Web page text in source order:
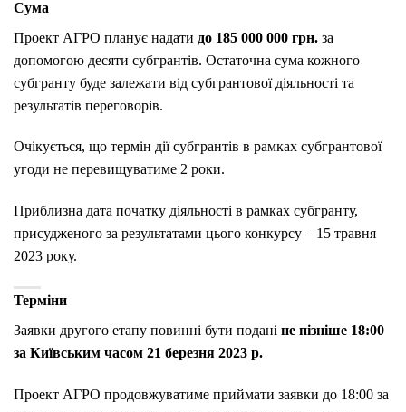
Сума
Проект АГРО планує надати до 185 000 000 грн. за
допомогою десяти субгрантів. Остаточна сума кожного
субгранту буде залежати від субгрантової діяльності та
результатів переговорів.
Очікується, що термін дії субгрантів в рамках субгрантової
угоди не перевищуватиме 2 роки.
Приблизна дата початку діяльності в рамках субгранту,
присудженого за результатами цього конкурсу – 15 травня
2023 року.
Терміни
Заявки другого етапу повинні бути подані не пізніше 18:00
за Київським часом 21 березня 2023 р.
Проект АГРО продовжуватиме приймати заявки до 18:00 за